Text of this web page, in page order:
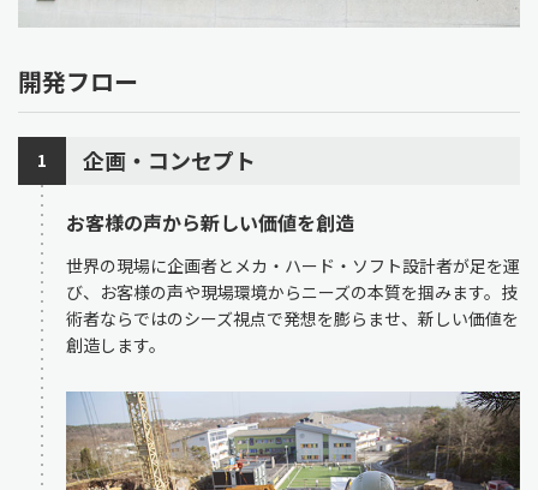
開発フロー
1 企画・コンセプト
お客様の声から新しい価値を創造
世界の現場に企画者とメカ・ハード・ソフト設計者が足を運
び、お客様の声や現場環境からニーズの本質を掴みます。技
術者ならではのシーズ視点で発想を膨らませ、新しい価値を
創造します。